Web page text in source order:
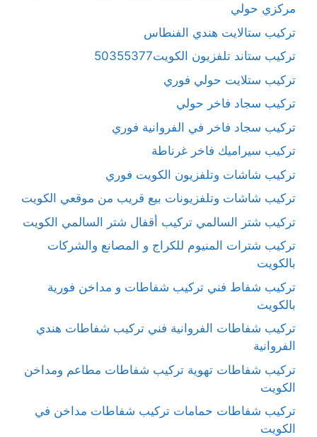
مركزي حولي
تركيب ستالايت هندي الفنطاس
تركيب ستاند تلفزيون الكويت50355377
تركيب ستلايت حولي فوري
تركيب سجاد فاخر حولي
تركيب سجاد فاخر في الفروانية فوري
تركيب سيراميك فاخر غرناطة
تركيب شاشات وتلفزيون الكويت فوري
تركيب شاشات وتلفزيونات بيع قريب من موقعي الكويت
تركيب شتر السالمي تركيب أقفال شتر السالمي الكويت
تركيب شترات المنيوم للكراج و المصانع والشركات
بالكويت
تركيب شفاط فني تركيب شفاطات و مداخن فورية
بالكويت
تركيب شفاطات الفروانية فني تركيب شفاطات هندي
الفروانية
تركيب شفاطات تهوية تركيب شفاطات مطاعم ومداخن
الكويت
تركيب شفاطات حمامات تركيب شفاطات مداخن في
الكويت